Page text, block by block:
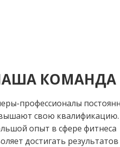
КОМАНДА
профессионалы
свою квалификацию.
опыт в сфере фитнеса
достигать